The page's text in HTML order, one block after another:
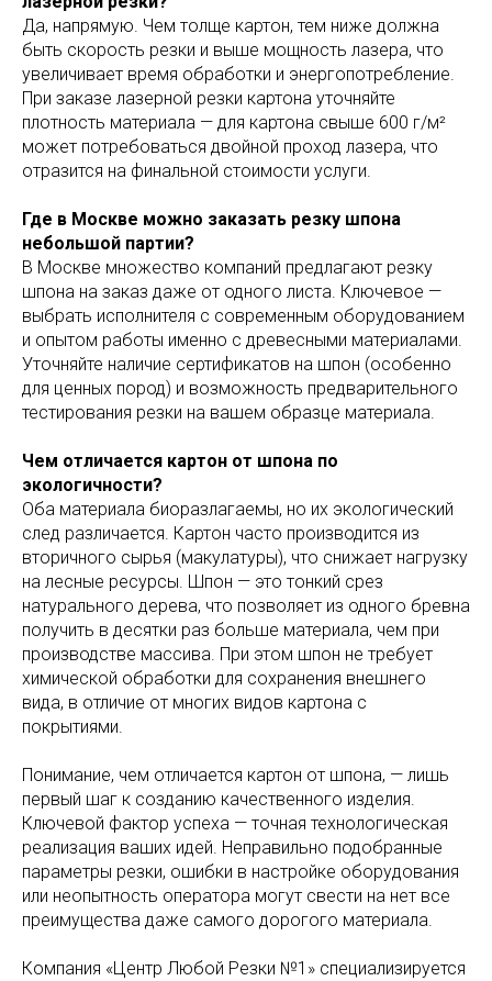
Да, напрямую. Чем толще картон, тем ниже должна
быть скорость резки и выше мощность лазера, что
увеличивает время обработки и энергопотребление.
При заказе лазерной резки картона уточняйте
плотность материала — для картона свыше 600 г/м²
может потребоваться двойной проход лазера, что
отразится на финальной стоимости услуги.
Где в Москве можно заказать резку шпона
небольшой партии?
В Москве множество компаний предлагают резку
шпона на заказ даже от одного листа. Ключевое —
выбрать исполнителя с современным оборудованием
и опытом работы именно с древесными материалами.
Уточняйте наличие сертификатов на шпон (особенно
для ценных пород) и возможность предварительного
тестирования резки на вашем образце материала.
Чем отличается картон от шпона по
экологичности?
Оба материала биоразлагаемы, но их экологический
след различается. Картон часто производится из
вторичного сырья (макулатуры), что снижает нагрузку
на лесные ресурсы. Шпон — это тонкий срез
натурального дерева, что позволяет из одного бревна
получить в десятки раз больше материала, чем при
производстве массива. При этом шпон не требует
химической обработки для сохранения внешнего
вида, в отличие от многих видов картона с
покрытиями.
Понимание, чем отличается картон от шпона, — лишь
первый шаг к созданию качественного изделия.
Ключевой фактор успеха — точная технологическая
реализация ваших идей. Неправильно подобранные
параметры резки, ошибки в настройке оборудования
или неопытность оператора могут свести на нет все
преимущества даже самого дорогого материала.
Компания «Центр Любой Резки №1» специализируется